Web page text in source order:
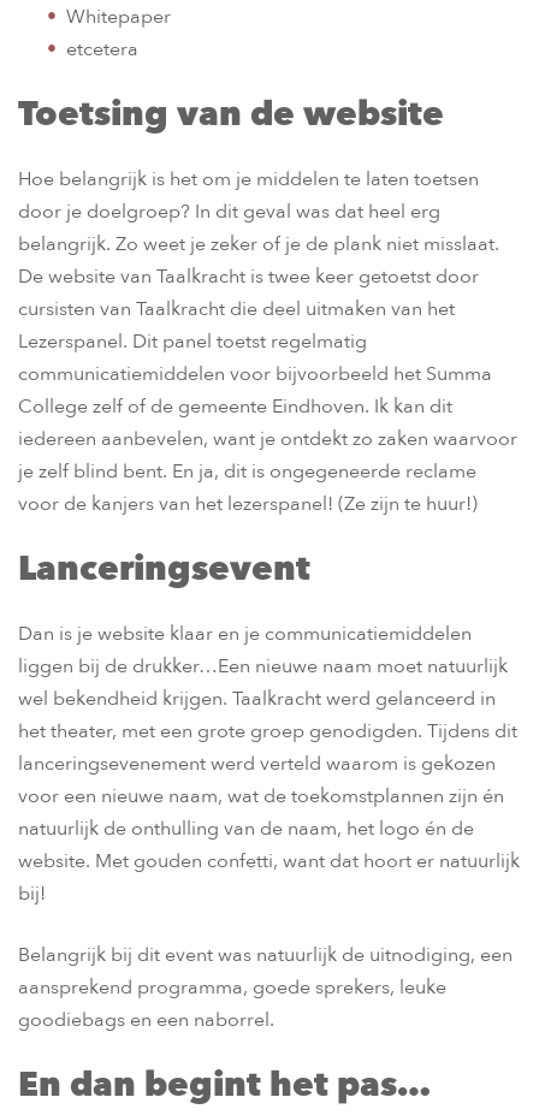
Whitepaper
etcetera
Toetsing van de website
Hoe belangrijk is het om je middelen te laten toetsen
door je doelgroep? In dit geval was dat heel erg
belangrijk. Zo weet je zeker of je de plank niet misslaat.
De website van Taalkracht is twee keer getoetst door
cursisten van Taalkracht die deel uitmaken van het
Lezerspanel. Dit panel toetst regelmatig
communicatiemiddelen voor bijvoorbeeld het Summa
College zelf of de gemeente Eindhoven. Ik kan dit
iedereen aanbevelen, want je ontdekt zo zaken waarvoor
je zelf blind bent. En ja, dit is ongegeneerde reclame
voor de kanjers van het lezerspanel! (Ze zijn te huur!)
Lanceringsevent
Dan is je website klaar en je communicatiemiddelen
liggen bij de drukker…Een nieuwe naam moet natuurlijk
wel bekendheid krijgen. Taalkracht werd gelanceerd in
het theater, met een grote groep genodigden. Tijdens dit
lanceringsevenement werd verteld waarom is gekozen
voor een nieuwe naam, wat de toekomstplannen zijn én
natuurlijk de onthulling van de naam, het logo én de
website. Met gouden confetti, want dat hoort er natuurlijk
bij!
Belangrijk bij dit event was natuurlijk de uitnodiging, een
aansprekend programma, goede sprekers, leuke
goodiebags en een naborrel.
En dan begint het pas…